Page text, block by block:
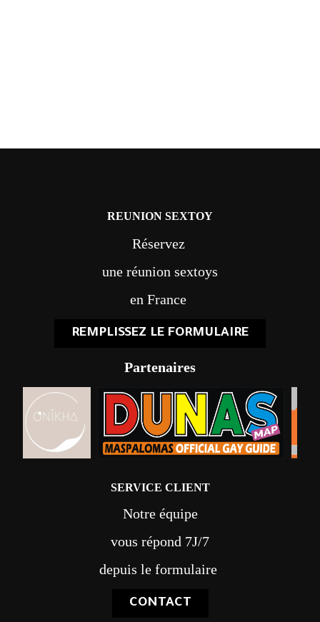
REUNION SEXTOY
Réservez
une réunion sextoys
en France
REMPLISSEZ LE FORMULAIRE
Partenaires
SERVICE CLIENT
Notre équipe
vous répond 7J/7
depuis le formulaire
CONTACT